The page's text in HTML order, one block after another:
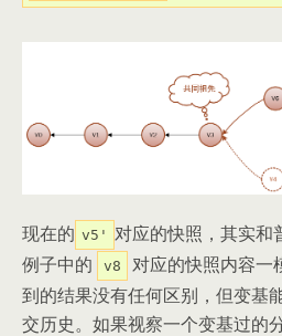
现在的 v5' 对应的快照，其实和
例子中的
v8
对应的快照内容一
到的结果没有任何区别，但变基
交历史。如果视察一个变基过的